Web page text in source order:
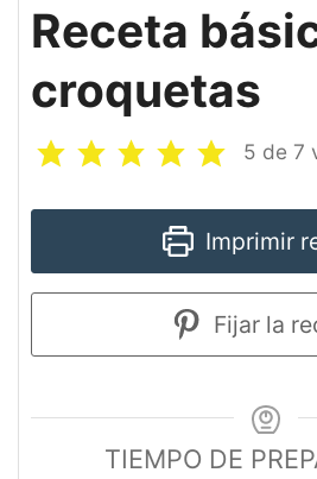
Receta
croquetas
5 de 7
Imprimir
Fijar la
TIEMPO DE